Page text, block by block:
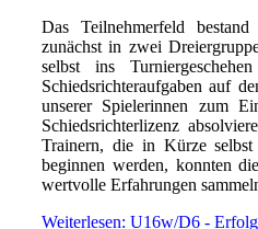
Das Teilnehmerfeld
zunächst in zwei
selbst ins
Schiedsrichteraufgaben auf
unserer Spielerinnen zum
Schiedsrichterlizenz
Trainern, die in Kürze selbst
beginnen werden, konnten
wertvolle Erfahrungen
Weiterlesen: U16w/D6 -